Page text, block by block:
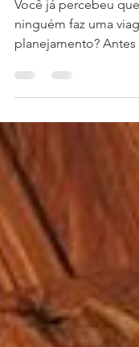
respeitada.
ninguém faz uma
planejamento? Antes
passagens,
aquilo que pode
percurso. Afinal,
de transformar um
Mas existe algo
que qualquer
patrimônio que você
a sua vida. E,